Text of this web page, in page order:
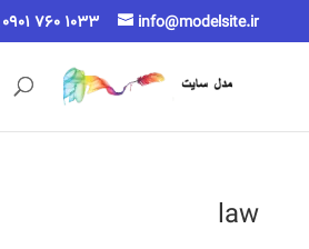
0901 760 1033 info@modelsite.ir
law